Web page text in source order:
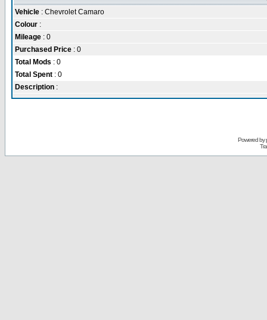
Vehicle : Chevrolet Camaro
Colour :
Mileage : 0
Purchased Price : 0
Total Mods : 0
Total Spent : 0
Description :
Powered by